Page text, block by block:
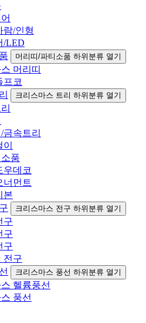
람/인형
/LED
머리띠/파티소품 하위분류 열기
머리띠
프코
크리스마스 트리 하위분류 열기
속트리
품
우데코
너먼트
본
크리스마스 전구 하위분류 열기
구
구
구
전구
크리스마스 풍선 하위분류 열기
헬륨풍선
풍선